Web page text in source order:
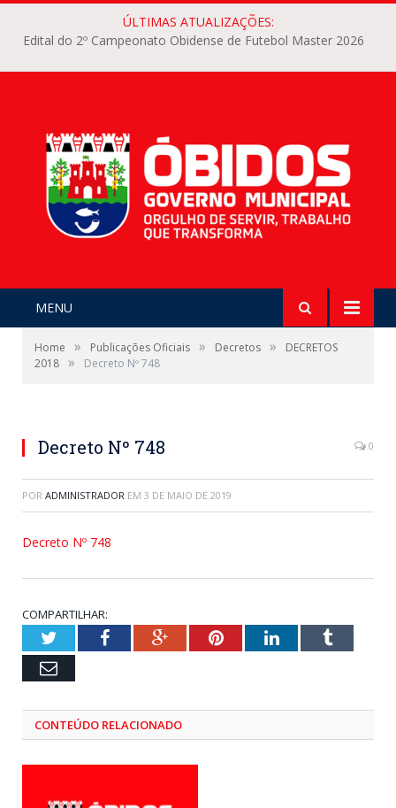
ÚLTIMAS ATUALIZAÇÕES:
Edital do 2º Campeonato Obidense de Futebol Master 2026
MENU
Home » Publicações Oficiais » Decretos »
DECRETOS
2018 » Decreto Nº 748
Decreto Nº 748 0
POR ADMINISTRADOR EM 3 DE MAIO DE 2019
Decreto Nº 748
COMPARTILHAR:
TwitterFacebookGoogle+PinterestLinkedInTumblr
Email
CONTEÚDO RELACIONADO